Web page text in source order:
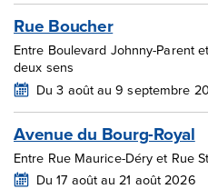
Rue Boucher
Entre Boulevard Johnny-Parent
deux sens
Du 3 août au 9 septembre
Avenue du Bourg-Royal
Entre Rue Maurice-Déry et Rue
Du 17 août au 21 août 2026